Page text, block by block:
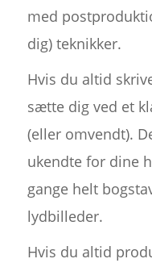
med
dig) teknikker.
Hvis du altid
sætte dig ved et
(eller omvendt).
ukendte for dine
gange helt
lydbilleder.
Hvis du altid